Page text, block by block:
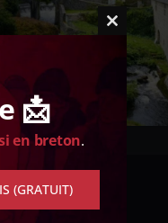
Close
this
module
📩
en breton.
(GRATUIT)